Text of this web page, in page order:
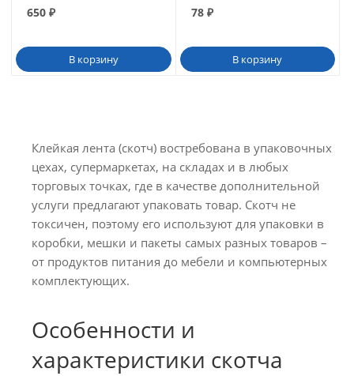
650 ₽
В корзину
78₽
В корзину
Клейкая лента (скотч) востребована в упаковочных
цехах, супермаркетах, на складах и в любых
торговых точках, где в качестве дополнительной
услуги предлагают упаковать товар. Скотч не
токсичен, поэтому его используют для упаковки в
коробки, мешки и пакеты самых разных товаров –
от продуктов питания до мебели и компьютерных
комплектующих.
Особенности и
характеристики скотча